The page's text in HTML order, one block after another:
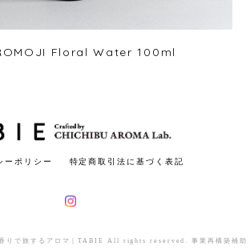
Floral Water 100ml
ーポリシー 特定商取引法に基づく表記
りで旅するアロマ｜TABIE All rights reserved. 事業再構築補助